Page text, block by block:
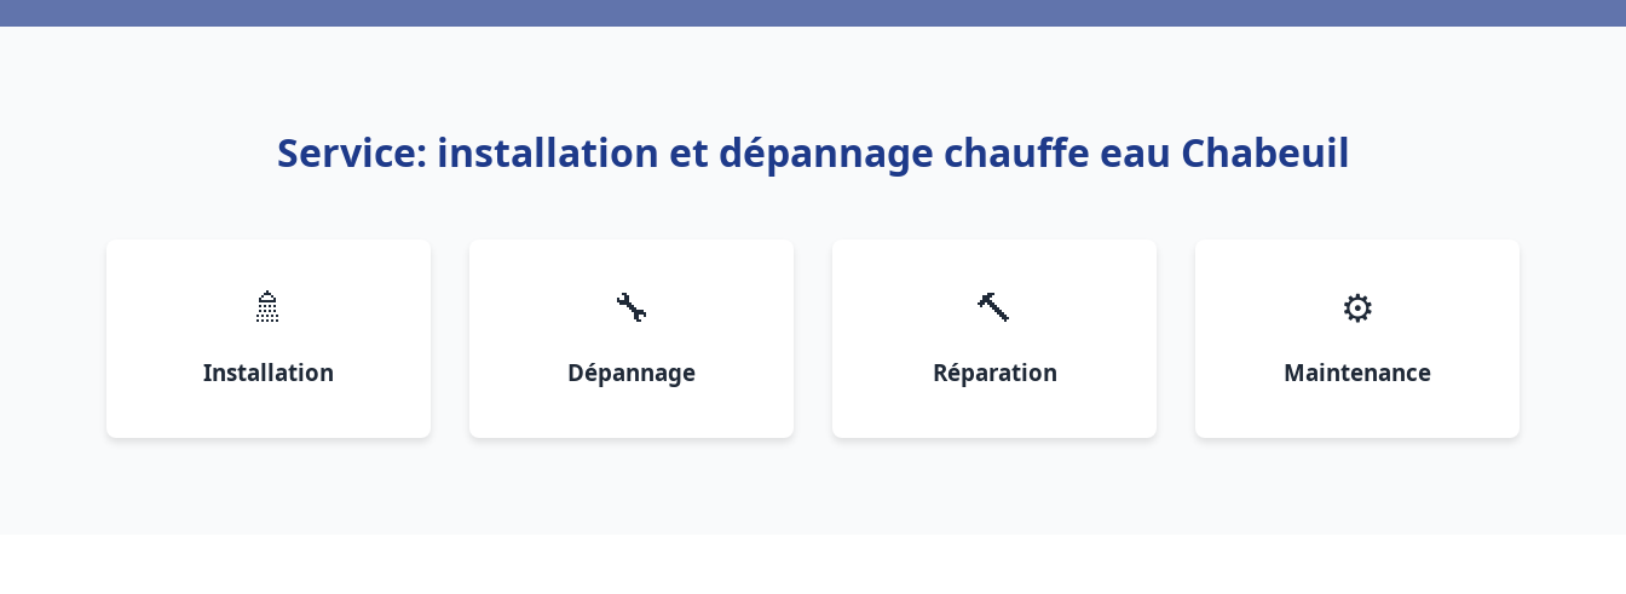
Service: installation et dépannage chauffe eau Chabeuil
🚿
Installation
🔧
Dépannage
🔨
Réparation
⚙️
Maintenance